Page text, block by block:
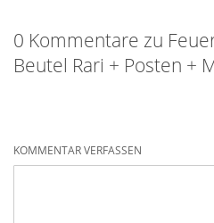
0 Kommentare zu
Beutel Rari + Posten +
KOMMENTAR VERFASSEN